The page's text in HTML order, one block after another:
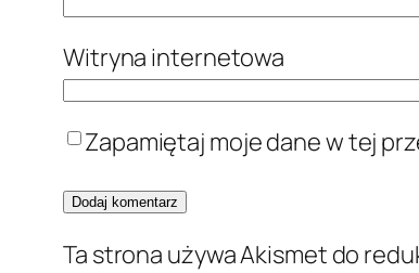
Witryna internetowa
Zapamiętaj moje dane w tej
Ta strona używa Akismet do